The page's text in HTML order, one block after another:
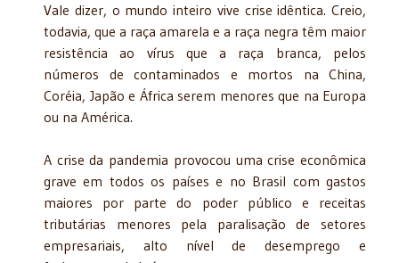
Vale dizer, o mundo inteiro vive crise idêntica. Creio,
todavia, que a raça amarela e a raça negra têm maior
resistência ao vírus que a raça branca, pelos
números de contaminados e mortos na China,
Coréia, Japão e África serem menores que na Europa
ou na América.
A crise da pandemia provocou uma crise econômica
grave em todos os países e no Brasil com gastos
maiores por parte do poder público e receitas
tributárias menores pela paralisação de setores
empresariais, alto nível de desemprego e